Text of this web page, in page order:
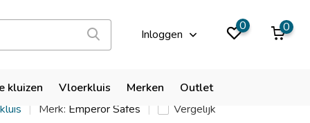
Inloggen
0 0
kluizen Vloerkluis Merken Outlet
9,9
P1 gunsafe
Merk: Emperor Safes Vergelijk